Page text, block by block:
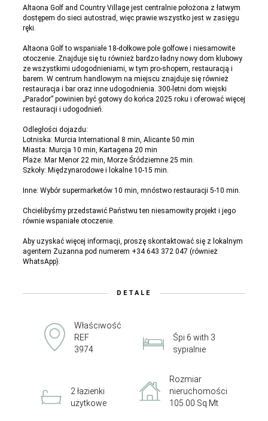
Altaona Golf and Country Village jest centralnie położona z łatwym
dostępem do sieci autostrad, więc prawie wszystko jest w zasięgu
ręki.
Altaona Golf to wspaniałe 18-dołkowe pole golfowe i niesamowite
otoczenie. Znajduje się tu również bardzo ładny nowy dom klubowy
ze wszystkimi udogodnieniami, w tym pro-shopem, restauracją i
barem. W centrum handlowym na miejscu znajduje się również
restauracja i bar oraz inne udogodnienia. 300-letni dom wiejski
„Parador” powinien być gotowy do końca 2025 roku i oferować więcej
restauracji i udogodnień.
Odległości dojazdu:
Lotniska: Murcia International 8 min, Alicante 50 min
Miasta: Murcja 10 min, Kartagena 20 min
Plaże: Mar Menor 22 min, Morze Śródziemne 25 min.
Szkoły: Międzynarodowe i lokalne 10-15 min.
Inne: Wybór supermarketów 10 min, mnóstwo restauracji 5-10 min.
Chcielibyśmy przedstawić Państwu ten niesamowity projekt i jego
równie wspaniałe otoczenie.
Aby uzyskać więcej informacji, proszę skontaktować się z lokalnym
agentem Zuzanna pod numerem +34 643 372 047 (również
WhatsApp).
DETALE
Właściwość
REF
3974
Śpi 6 with 3
sypialnie
2 łazienki
użytkowe
Rozmiar
nieruchomości
105.00 Sq Mt